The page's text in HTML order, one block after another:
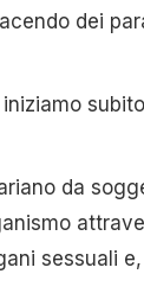
dei
da
sessuali